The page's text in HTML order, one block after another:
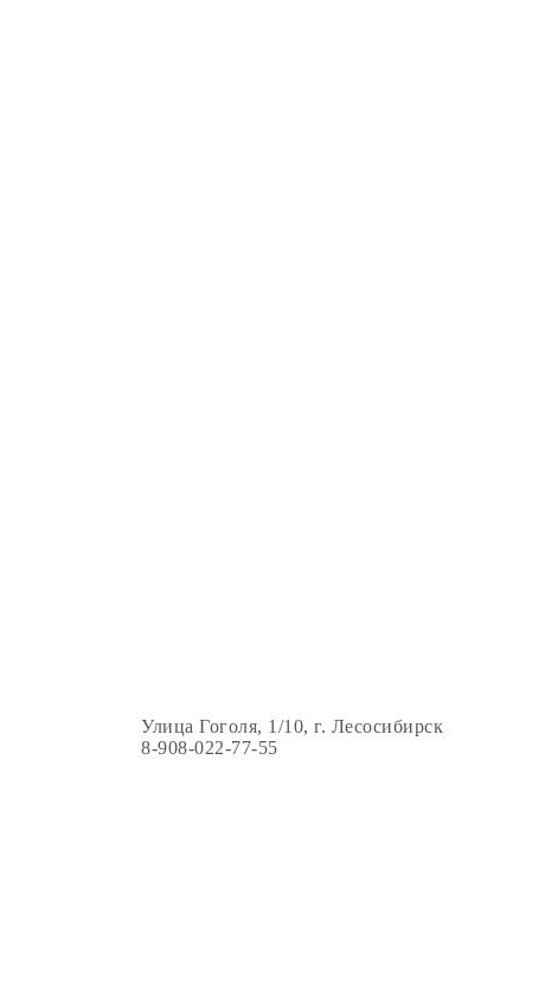
Улица Гоголя, 1/10, г. Лесосибирск
8-908-022-77-55